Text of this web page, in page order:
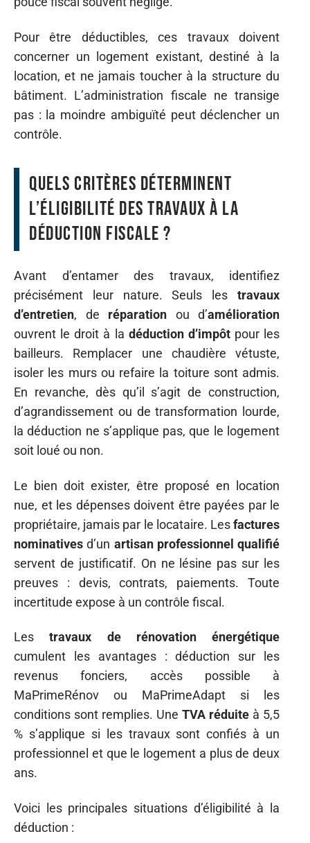
Pour être déductibles, ces travaux doivent
concerner un logement existant, destiné à la
location, et ne jamais toucher à la structure du
bâtiment. L’administration fiscale ne transige
pas : la moindre ambiguïté peut déclencher un
contrôle.
Quels critères déterminent
l’éligibilité des travaux à la
déduction fiscale ?
Avant d’entamer des travaux, identifiez
précisément leur nature. Seuls les travaux
d’entretien, de réparation ou d’amélioration
ouvrent le droit à la déduction d’impôtpour les
bailleurs. Remplacer une chaudière vétuste,
isoler les murs ou refaire la toiture sont admis.
En revanche, dès qu’il s’agit de construction,
d’agrandissement ou de transformation lourde,
la déduction ne s’applique pas, que le logement
soit loué ou non.
Le bien doit exister, être proposé en location
nue, et les dépenses doivent être payées par le
propriétaire, jamais par le locataire. Lesfactures
nominatives d’un artisan professionnel qualifié
servent de justificatif. On ne lésine pas sur les
preuves : devis, contrats, paiements. Toute
incertitude expose à un contrôle fiscal.
Lestravaux de rénovation énergétique
cumulent les avantages : déduction sur les
revenus fonciers, accès possible à
MaPrimeRénov ou MaPrimeAdapt si les
conditions sont remplies. Une TVA réduite à 5,5
% s’applique si les travaux sont confiés à un
professionnel et que le logement a plus de deux
ans.
Voici les principales situations d’éligibilité à la
déduction :